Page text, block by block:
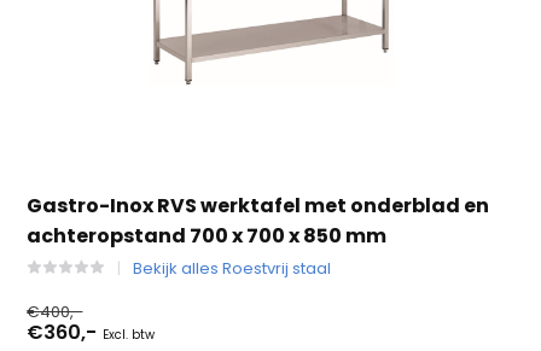
Gastro-Inox RVS werktafel met onderblad en
achteropstand 700 x 700 x 850 mm
Bekijk alles Roestvrij staal
€400,-
€360,- Excl. btw